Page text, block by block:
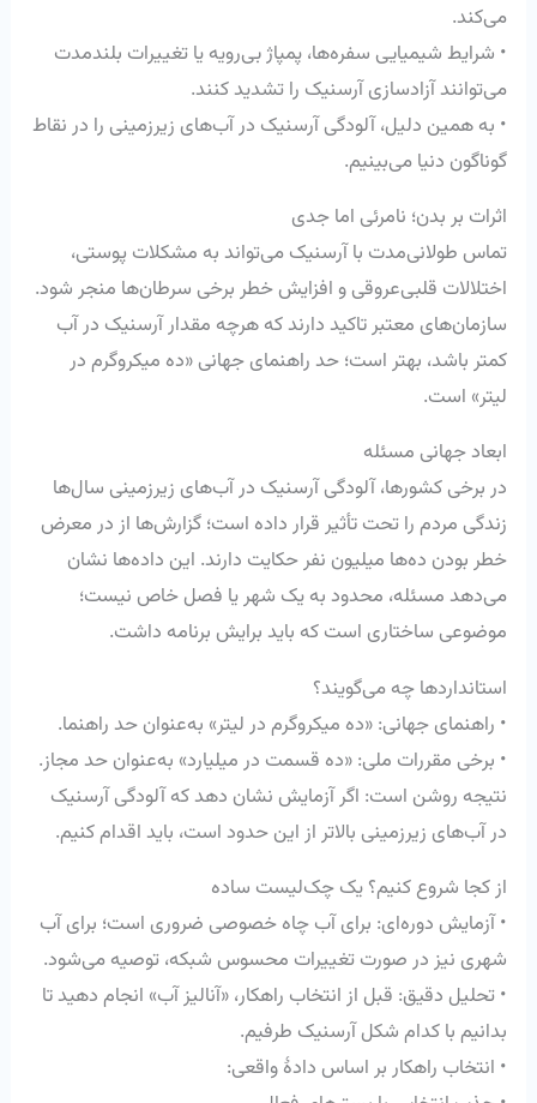
می‌کند.
• شرایط شیمیایی سفره‌ها، پمپاژ بی‌رویه یا تغییرات بلندمدت
می‌توانند آزادسازی آرسنیک را تشدید کنند.
• به همین دلیل، آلودگی آرسنیک در آب‌های زیرزمینی را در نقاط
گوناگون دنیا می‌بینیم.
اثرات بر بدن؛ نامرئی اما جدی
تماس طولانی‌مدت با آرسنیک می‌تواند به مشکلات پوستی،
اختلالات قلبی‌عروقی و افزایش خطر برخی سرطان‌ها منجر شود.
سازمان‌های معتبر تاکید دارند که هرچه مقدار آرسنیک در آب
کمتر باشد، بهتر است؛ حد راهنمای جهانی «ده میکروگرم در
لیتر» است.
ابعاد جهانی مسئله
در برخی کشورها، آلودگی آرسنیک در آب‌های زیرزمینی سال‌ها
زندگی مردم را تحت تأثیر قرار داده است؛ گزارش‌ها از در معرض
خطر بودن ده‌ها میلیون نفر حکایت دارند. این داده‌ها نشان
می‌دهد مسئله، محدود به یک شهر یا فصل خاص نیست؛
موضوعی ساختاری است که باید برایش برنامه داشت.
استانداردها چه می‌گویند؟
• راهنمای جهانی: «ده میکروگرم در لیتر» به‌عنوان حد راهنما.
• برخی مقررات ملی: «ده قسمت در میلیارد» به‌عنوان حد مجاز.
نتیجه روشن است: اگر آزمایش نشان دهد که آلودگی آرسنیک
در آب‌های زیرزمینی بالاتر از این حدود است، باید اقدام کنیم.
از کجا شروع کنیم؟ یک چک‌لیست ساده
• آزمایش دوره‌ای: برای آب چاه خصوصی ضروری است؛ برای آب
شهری نیز در صورت تغییرات محسوس شبکه، توصیه می‌شود.
• تحلیل دقیق: قبل از انتخاب راهکار، «آنالیز آب» انجام دهید تا
بدانیم با کدام شکل آرسنیک طرفیم.
• انتخاب راهکار بر اساس دادهٔ واقعی: